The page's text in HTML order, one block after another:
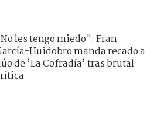
les tengo miedo": Fran
Huidobro manda recado a
de ’La Cofradía’ tras brutal